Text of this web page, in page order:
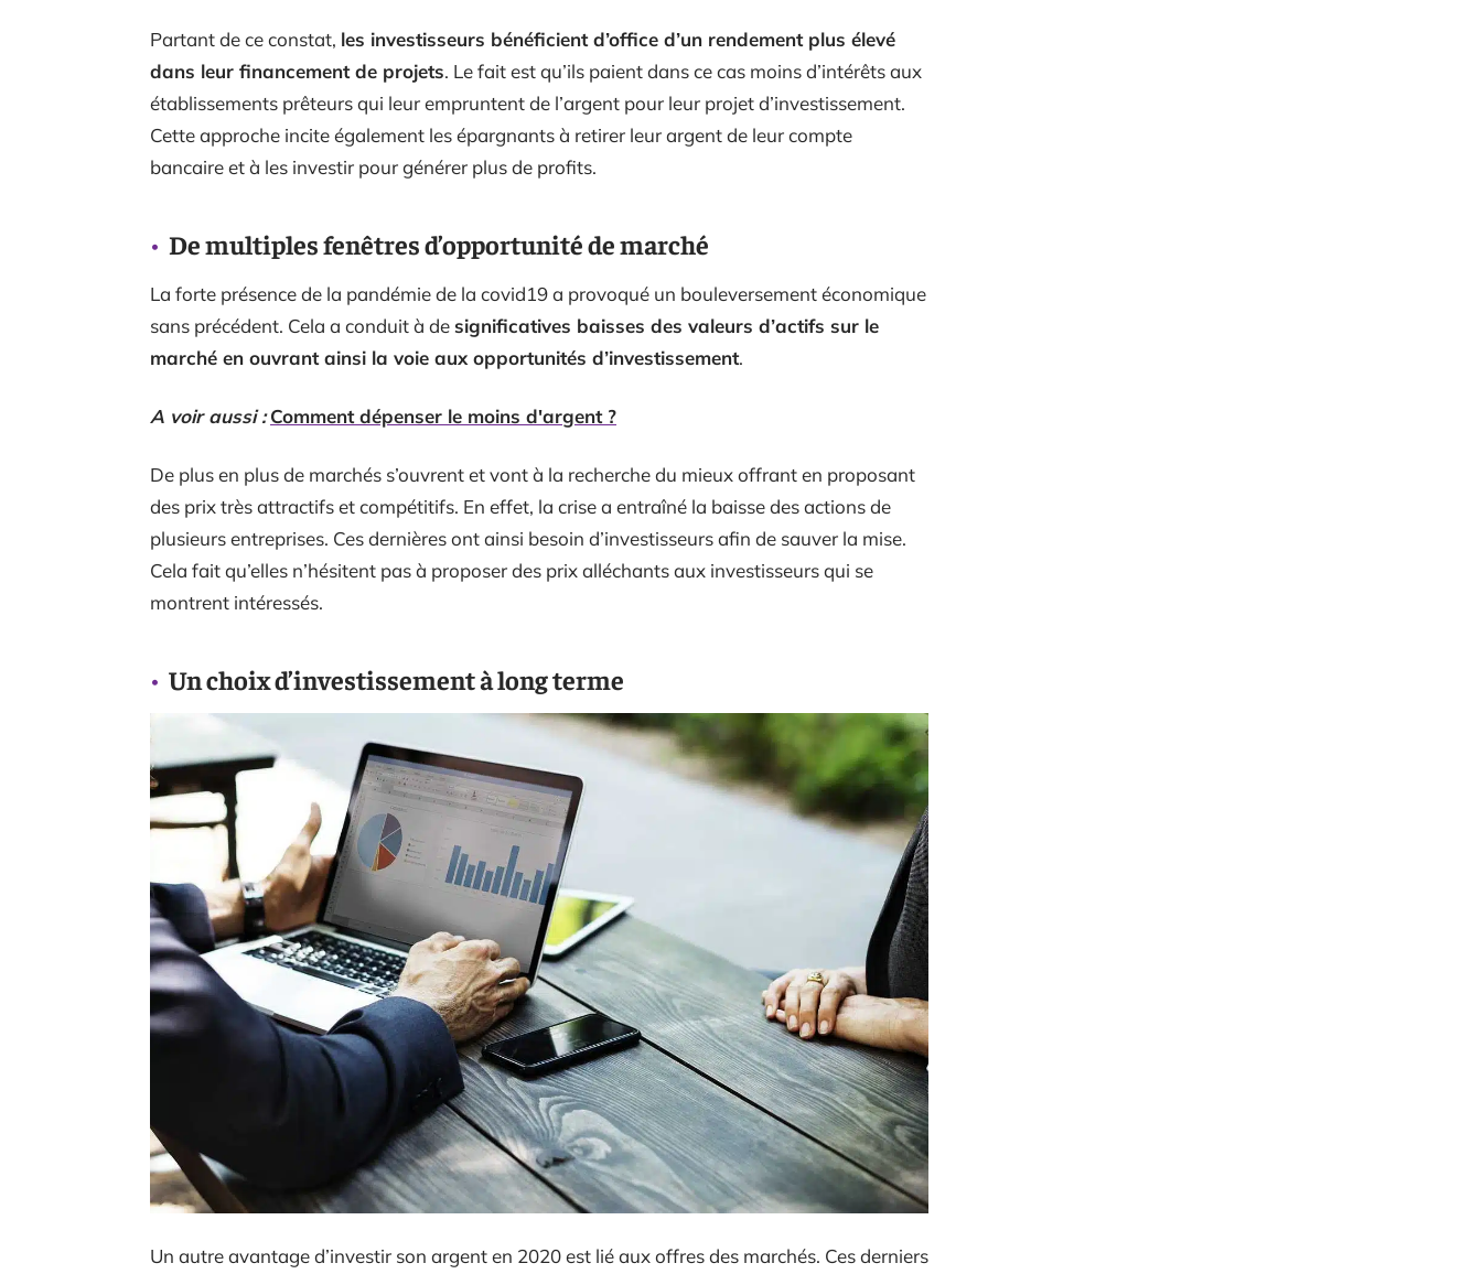
Partant de ce constat, les investisseurs bénéficient d’office d’un rendement plus élevé
dans leur financement de projets. Le fait est qu’ils paient dans ce cas moins d’intérêts aux
établissements prêteurs qui leur empruntent de l’argent pour leur projet d’investissement.
Cette approche incite également les épargnants à retirer leur argent de leur compte
bancaire et à les investir pour générer plus de profits.
De multiples fenêtres d’opportunité de marché
La forte présence de la pandémie de la covid19 a provoqué un bouleversement économique
sans précédent. Cela a conduit à designificatives baisses des valeurs d’actifs sur le
marché en ouvrant ainsi la voie aux opportunités d’investissement.
A voir aussi : Comment dépenser le moins d'argent ?
De plus en plus de marchés s’ouvrent et vont à la recherche du mieux offrant en proposant
des prix très attractifs et compétitifs. En effet, la crise a entraîné la baisse des actions de
plusieurs entreprises. Ces dernières ont ainsi besoin d’investisseurs afin de sauver la mise.
Cela fait qu’elles n’hésitent pas à proposer des prix alléchants aux investisseurs qui se
montrent intéressés.
Un choix d’investissement à long terme
Un autre avantage d’investir son argent en 2020 est lié aux offres des marchés. Ces derniers